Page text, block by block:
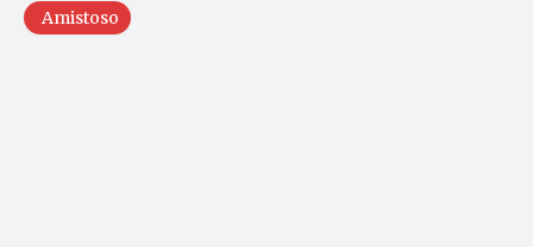
Amistoso